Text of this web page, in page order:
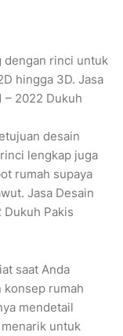
dengan rinci untuk
hingga 3D. Jasa
– 2022 Dukuh
desain
lengkap juga
rumah supaya
Jasa Desain
Dukuh Pakis
saat Anda
konsep rumah
mendetail
untuk